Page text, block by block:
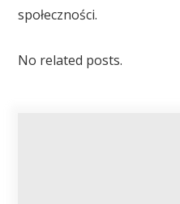
społeczności.
No related posts.